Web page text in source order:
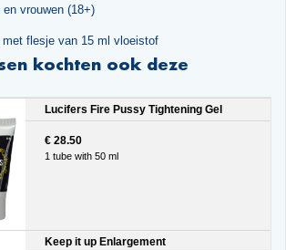
en vrouwen (18+)
met flesje van 15 ml vloeistof
kochten ook deze
Lucifers Fire Pussy Tightening Gel
€ 28.50
1 tube with 50 ml
Keep it up Enlargement